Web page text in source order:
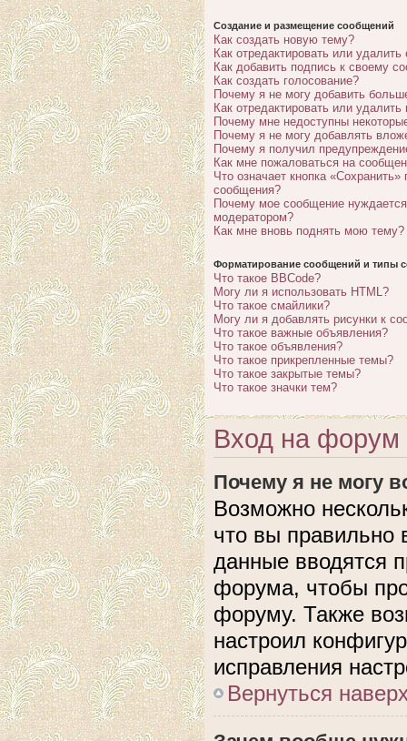
Создание и размещение сообщений
Как создать новую тему?
Как отредактировать или
Как добавить подпись к своему
Как создать голосование?
Почему я не могу добавить
Как отредактировать или удалить
Почему мне недоступны
Почему я не могу добавлять
Почему я получил
Как мне пожаловаться на
Что означает кнопка «Сохранить»
сообщения?
Почему мое сообщение
модератором?
Как мне вновь поднять мою тему?
Форматирование сообщений и типы
Что такое BBCode?
Могу ли я использовать HTML?
Что такое смайлики?
Могу ли я добавлять рисунки к
Что такое важные объявления?
Что такое объявления?
Что такое прикрепленные темы?
Что такое закрытые темы?
Что такое значки тем?
Вход на форум
Почему я не могу
Возможно
что вы правильно
данные вводятся
форума, чтобы
форуму. Также
настроил
исправления
Вернуться